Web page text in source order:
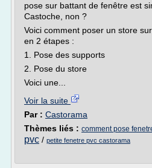
pose sur battant de fenêtre est
Castoche, non ?
Voici comment poser un store
en 2 étapes :
1. Pose des supports
2. Pose du store
Voici une...
Voir la suite
Par : Castorama
Thèmes liés : comment pose
pvc / petite fenetre pvc castorama